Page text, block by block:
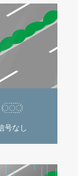
号なし